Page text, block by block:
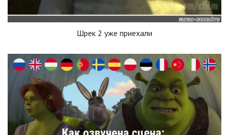
Шрек 2 уже приехали